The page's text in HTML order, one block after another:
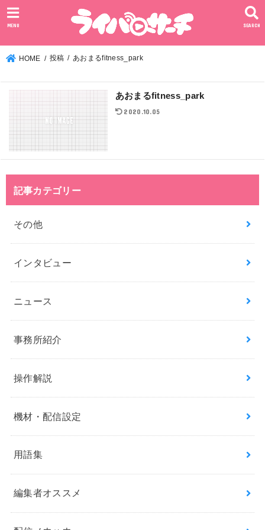
SEARCH
MENU
HOME 投稿 あおまるfitness_park
あおまるfitness_park
2020.10.05
記事カテゴリー
その他
インタビュー
ニュース
事務所紹介
操作解説
機材・配信設定
用語集
編集者オススメ